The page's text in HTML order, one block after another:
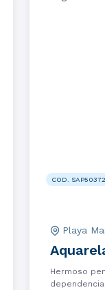
COD.
Playa
Hermoso